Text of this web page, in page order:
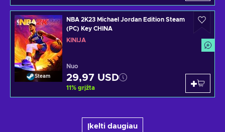
Steam
NBA 2K23 Michael Jordan Edition Steam
(PC) Key CHINA
KINIJA
Nuo
29,97 USD
11% grįžta
Įkelti daugiau